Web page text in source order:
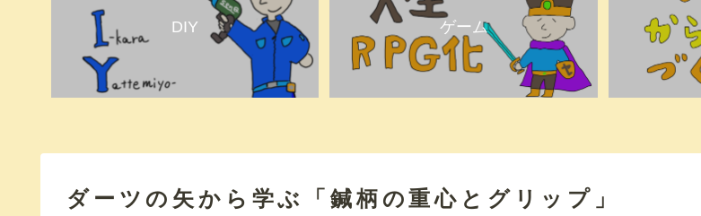
DIY ゲーム
ダーツの矢から学ぶ「鍼柄の重心とグリップ」